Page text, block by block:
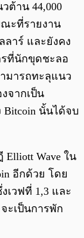
ต้าน 44,000
ณะที่รายงาน
ลาร์ และยังคง
รที่นักขุดชะลอ
มารถทะลุแนว
จากเป็น
นั้นได้จบ
Wave ใน
อีกด้วย โดย
เวฟที่ 1,3 และ
ะเป็นการพัก